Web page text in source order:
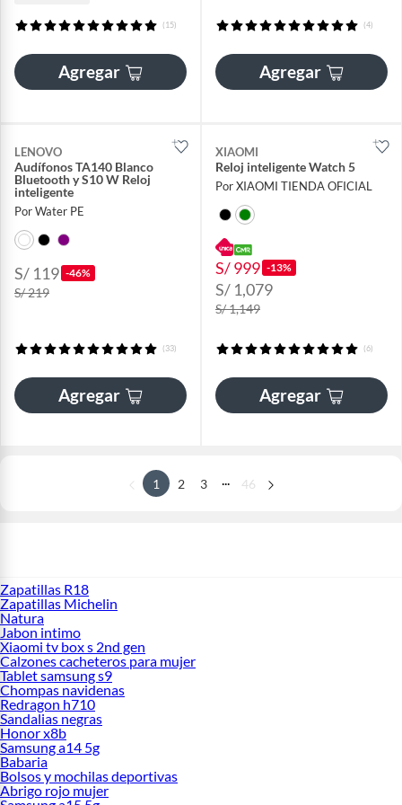
(15)
Agregar
(4)
Agregar
LENOVO
Audífonos TA140 Blanco
Bluetooth y S10 W Reloj
inteligente
Por Water PE
S/ 119 -46%
S/ 219
(33)
Agregar
XIAOMI
Reloj inteligente Watch 5
Por XIAOMI TIENDA OFICIAL
S/ 999 -13%
S/ 1,079
S/ 1,149
(6)
Agregar
1 2 3 ... 46
Zapatillas R18
Zapatillas Michelin
Natura
Jabon intimo
Xiaomi tv box s 2nd gen
Calzones cacheteros para mujer
Tablet samsung s9
Chompas navidenas
Redragon h710
Sandalias negras
Honor x8b
Samsung a14 5g
Babaria
Bolsos y mochilas deportivas
Abrigo rojo mujer